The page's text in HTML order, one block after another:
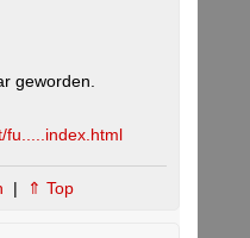
geworden.
fu.....index.html
| ⇑ Top